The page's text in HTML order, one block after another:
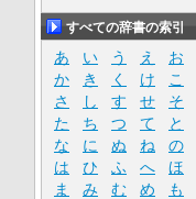
すべての辞書の索引
あ い う え
お
か
き く け
こ
さ
し す せ
そ
た
ち つ て
と
な
に ぬ ね
の
は
ひ ふ へ
ほ
ま
み む め
も